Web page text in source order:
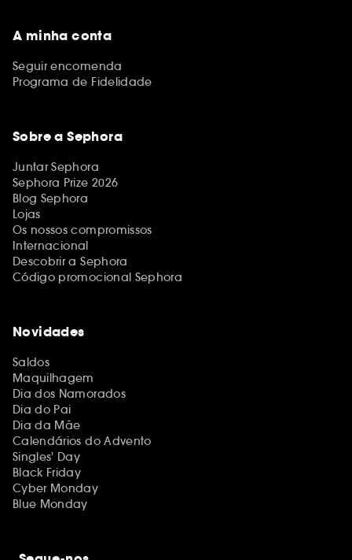
A minha conta
Seguir encomenda
Programa de Fidelidade
Sobre a Sephora
Juntar Sephora
Sephora Prize 2026
Blog Sephora
Lojas
Os nossos compromissos
Internacional
Descobrir a Sephora
Código promocional Sephora
Novidades
Saldos
Maquilhagem
Dia dos Namorados
Dia do Pai
Dia da Mãe
Calendários do Advento
Singles' Day
Black Friday
Cyber Monday
Blue Monday